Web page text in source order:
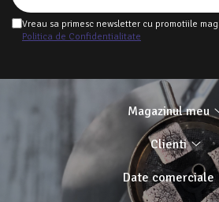
Vreau sa primesc newsletter cu promotiile
Politica de Confidentialitate
Magazinul meu
Clienti
Date comerciale